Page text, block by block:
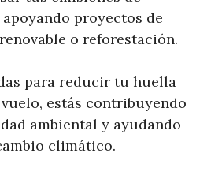
proyectos de
o reforestación.
para reducir tu huella
estás contribuyendo
ambiental y ayudando
climático.